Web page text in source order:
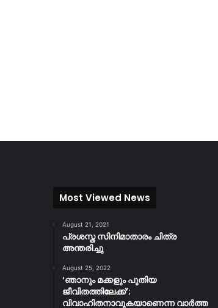
Most Viewed News
August 21, 2021
പ്രശസ്ത സിനിമാതാരം ചിത്ര
അന്തരിച്ചു
August 25, 2022
‘ഞാനും മക്കളും പുതിയ
ജീവിതത്തിലേക്ക്’;
വിവാഹിതനാവുകയാണെന്ന വാർത്ത